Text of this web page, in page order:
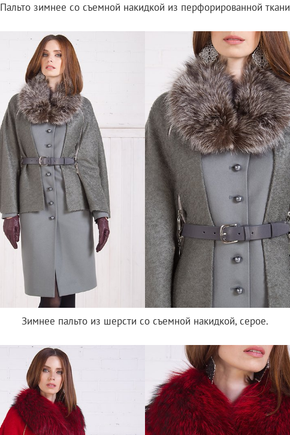
Пальто зимнее со съемной накидкой из перфорированной ткани
Зимнее пальто из шерсти со съемной накидкой, серое.